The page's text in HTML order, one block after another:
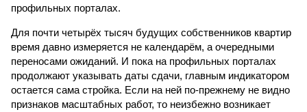
профильных порталах.
Для почти четырёх тысяч будущих собственников квартир
время давно измеряется не календарём, а очередными
переносами ожиданий. И пока на профильных порталах
продолжают указывать даты сдачи, главным индикатором
остается сама стройка. Если на ней по-прежнему не видно
признаков масштабных работ, то неизбежно возникает